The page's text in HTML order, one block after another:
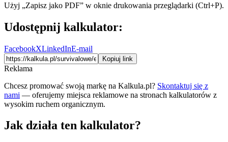
Użyj „Zapisz jako PDF” w oknie drukowania przeglądarki (Ctrl+P).
Udostępnij kalkulator:
FacebookXLinkedInE-mail
Kopiuj link
Reklama
Chcesz promować swoją markę na Kalkula.pl? Skontaktuj się z
nami — oferujemy miejsca reklamowe na stronach kalkulatorów z
wysokim ruchem organicznym.
Jak działa ten kalkulator?